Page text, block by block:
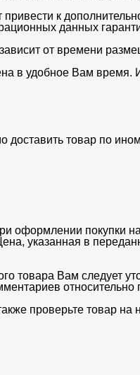
к
данных
от времени
в удобное Вам
доставить товар по
оформлении покупки
указанная в
товара Вам следует
относительно
проверьте товар